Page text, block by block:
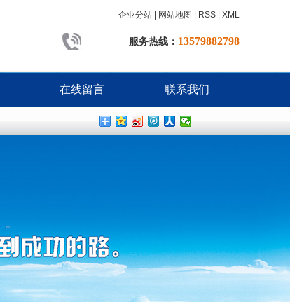
企业分站 网站地图 RSS XML
服务热线： 13579882798
在线留言 联系我们